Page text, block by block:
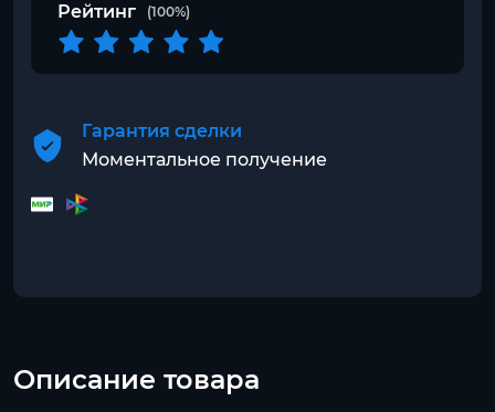
Рейтинг (100%)
Гарантия сделки
Моментальное получение
Описание товара